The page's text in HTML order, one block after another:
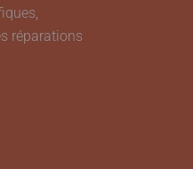
réparations